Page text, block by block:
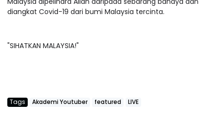
diangkat Covid-19 dari bumi Malaysia tercinta.
"SIHATKAN MALAYSIA!"
Tags Akademi Youtuber featured LIVE